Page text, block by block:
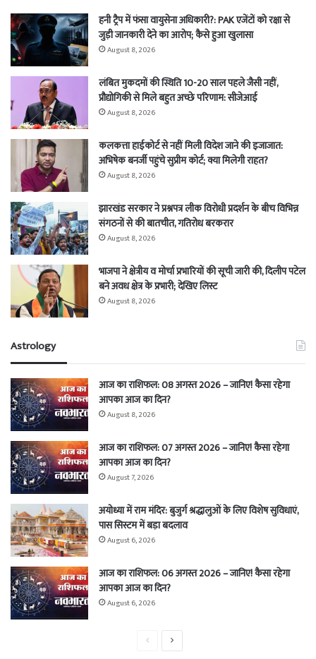
हनी ट्रैप में फंसा वायुसेना अधिकारी?: PAK एजेंटों को रक्षा से
जुड़ी जानकारी देने का आरोप; कैसे हुआ खुलासा
August 8, 2026
लंबित मुकदमों की स्थिति 10-20 साल पहले जैसी नहीं,
प्रौद्योगिकी से मिले बहुत अच्छे परिणाम: सीजेआई
August 8, 2026
कलकत्ता हाईकोर्ट से नहीं मिली विदेश जाने की इजाजात:
अभिषेक बनर्जी पहुंचे सुप्रीम कोर्ट; क्या मिलेगी राहत?
August 8, 2026
झारखंड सरकार ने प्रश्नपत्र लीक विरोधी प्रदर्शन के बीच विभिन्न
संगठनों से की बातचीत, गतिरोध बरकरार
August 8, 2026
भाजपा ने क्षेत्रीय व मोर्चा प्रभारियों की सूची जारी की, दिलीप पटेल
बने अवध क्षेत्र के प्रभारी; देखिए लिस्ट
August 8, 2026
Astrology
आज का राशिफल: 08 अगस्त 2026 – जानिए! कैसा रहेगा
आपका आज का दिन?
August 8, 2026
आज का राशिफल: 07 अगस्त 2026 – जानिए! कैसा रहेगा
आपका आज का दिन?
August 7, 2026
अयोध्या में राम मंदिर: बुजुर्ग श्रद्धालुओं के लिए विशेष सुविधाएं,
पास सिस्टम में बड़ा बदलाव
August 6, 2026
आज का राशिफल: 06 अगस्त 2026 – जानिए! कैसा रहेगा
आपका आज का दिन?
August 6, 2026
PreviousNext